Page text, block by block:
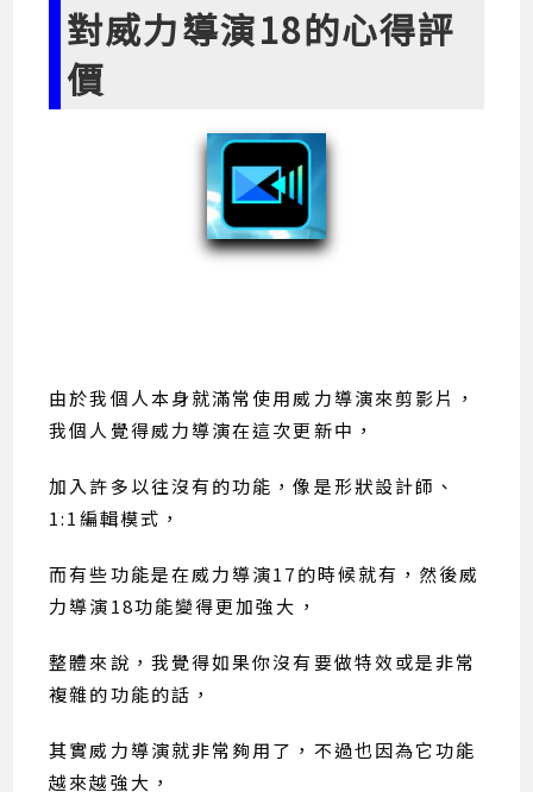
對威力導演18的心得評
價
由於我個人本身就滿常使用威力導演來剪影片，
我個人覺得威力導演在這次更新中，
加入許多以往沒有的功能，像是形狀設計師、
1:1編輯模式，
而有些功能是在威力導演17的時候就有，然後威
力導演18功能變得更加強大，
整體來說，我覺得如果你沒有要做特效或是非常
複雜的功能的話，
其實威力導演就非常夠用了，不過也因為它功能
越來越強大，